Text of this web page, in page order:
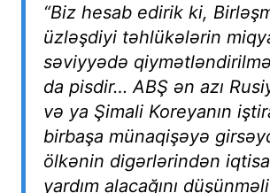
“Biz hesab edirik ki,
üzləşdiyi təhlükələrin
səviyyədə
da pisdir… ABŞ ən azı
və ya Şimali Koreyanın
birbaşa münaqişəyə
ölkənin digərlərindən
yardım alacağını